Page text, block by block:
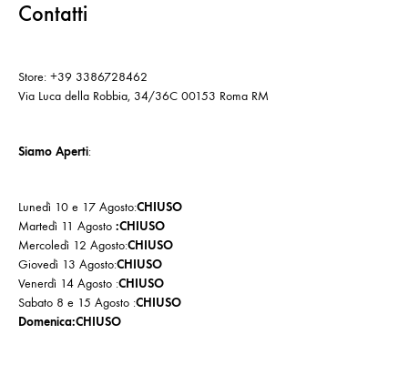
Contatti
Store: +39 3386728462
Via Luca della Robbia, 34/36C 00153 Roma RM
Siamo Aperti:
Lunedì 10 e 17 Agosto:CHIUSO
Martedì 11 Agosto :CHIUSO
Mercoledì 12 Agosto:CHIUSO
Giovedì 13 Agosto:CHIUSO
Venerdì 14 Agosto :CHIUSO
Sabato 8 e 15 Agosto :CHIUSO
Domenica:CHIUSO